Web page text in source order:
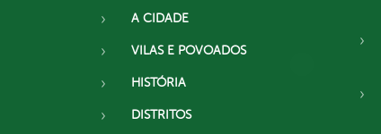
A CIDADE
VILAS E POVOADOS
HISTÓRIA
DISTRITOS